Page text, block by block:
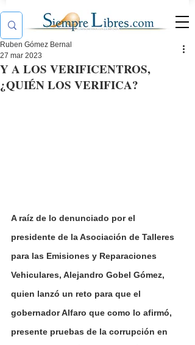
Y A LOS VERIFICENTROS,
¿QUIÉN LOS VERIFICA?
Ruben Gómez Bernal
27 mar 2023
A raíz de lo denunciado por el
presidente de la Asociación de Talleres
para las Emisiones y Reparaciones
Vehiculares, Alejandro Gobel Gómez,
quien lanzó un reto para que el
gobernador Alfaro que como lo afirmó,
presente pruebas de la corrupción en